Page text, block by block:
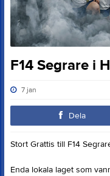
F14 Segrare i
7 jan
Dela
Stort Grattis till F14
Enda lokala laget som